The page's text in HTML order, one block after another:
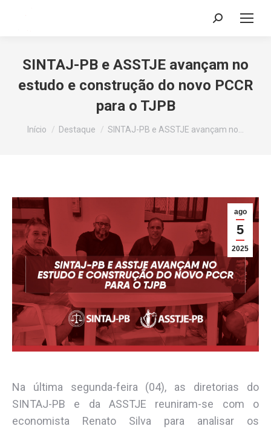
Search:
SINTAJ-PB e ASSTJE avançam no
estudo e construção do novo PCCR
para o TJPB
Você está aqui:
Início Destaque SINTAJ-PB e ASSTJE avançam no…
ago
5
2025
Na última segunda-feira (04), as diretorias do
SINTAJ-PB e da ASSTJE reuniram-se com o
economista Renato Silva para analisar os